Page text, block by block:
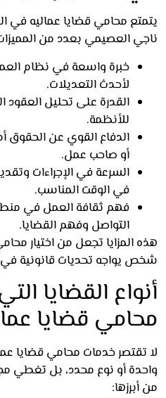
محامي قضايا عماليه في
العصيمي بعدد من المميزات
خبرة واسعة في نظام العمل
لأحدث التعديلات.
القدرة على تحليل العقود
للأنظمة.
الدفاع القوي عن الحقوق أمام
أو صاحب عمل.
السرعة في الإجراءات وتقديم
في الوقت المناسب.
فهم ثقافة العمل في منطقة
التواصل وفهم القضايا.
المزايا تجعل من اختيار
يواجه تحديات قانونية في
القضايا التي
قضايا
خدمات محامي قضايا
أو نوع محدد، بل تغطي